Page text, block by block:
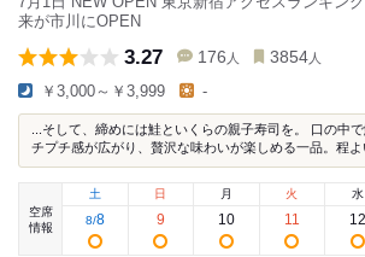
来が市川にOPEN
3.27 176 人 3854 人
￥3,000～￥3,999 -
...そして、締めには鮭といくらの親子寿司を。 口の中
チプチ感が広がり、贅沢な味わいが楽しめる一品。程よ
空席
情報
土
8/8
日
9
月
10
火
11
水
12